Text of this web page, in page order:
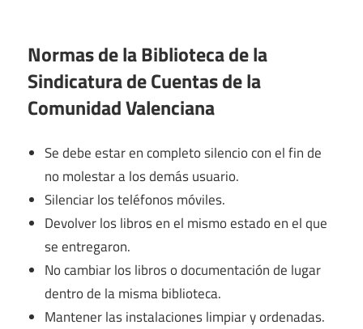
Normas de la Biblioteca de la
Sindicatura de Cuentas de la
Comunidad Valenciana
Se debe estar en completo silencio con el fin de
no molestar a los demás usuario.
Silenciar los teléfonos móviles.
Devolver los libros en el mismo estado en el que
se entregaron.
No cambiar los libros o documentación de lugar
dentro de la misma biblioteca.
Mantener las instalaciones limpiar y ordenadas.